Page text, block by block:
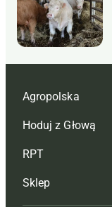
Agropolska
Redakcja
Reklama
Tagi
Hoduj z Głową
Hoduj z głową bydło
Hoduj z głową świnie
RPT
Redakcja
Sklep